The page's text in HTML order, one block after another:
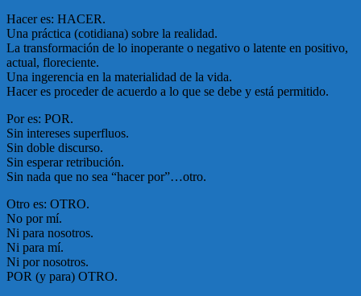
Hacer es: HACER.
Una práctica (cotidiana) sobre la realidad.
La transformación de lo inoperante o negativo o latente en positivo,
actual, floreciente.
Una ingerencia en la materialidad de la vida.
Hacer es proceder de acuerdo a lo que se debe y está permitido.
Por es: POR.
Sin intereses superfluos.
Sin doble discurso.
Sin esperar retribución.
Sin nada que no sea “hacer por”…otro.
Otro es: OTRO.
No por mí.
Ni para nosotros.
Ni para mí.
Ni por nosotros.
POR (y para) OTRO.